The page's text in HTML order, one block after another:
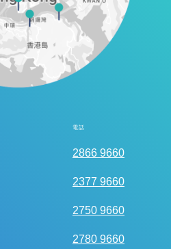
電話
2866 9660
2377 9660
2750 9660
2780 9660